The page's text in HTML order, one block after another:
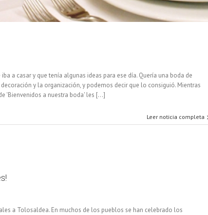
a casar y que tenía algunas ideas para ese día. Quería una boda de
y la organización, y podemos decir que lo consiguió. Mientras
'Bienvenidos a nuestra boda' les [...]
Leer noticia completa
a Tolosaldea. En muchos de los pueblos se han celebrado los